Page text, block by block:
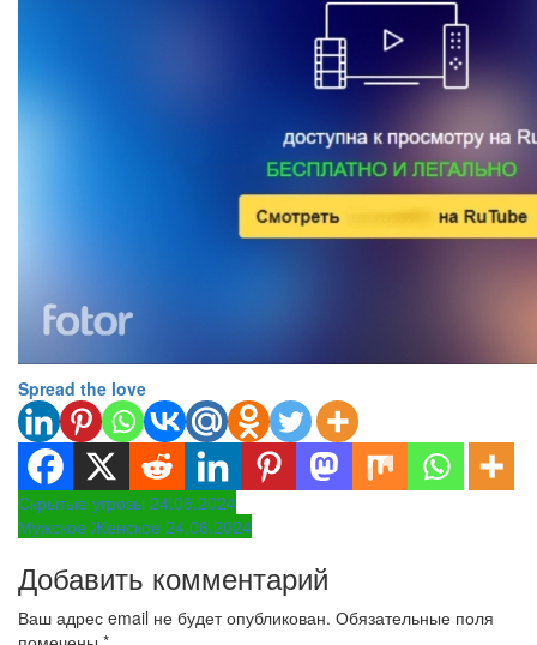
Spread the love
Навигация
по
записям
Скрытые угрозы 24.06.2024
Мужское Женское 24.06.2024
Добавить комментарий
Ваш адрес email не будет опубликован. Обязательные поля